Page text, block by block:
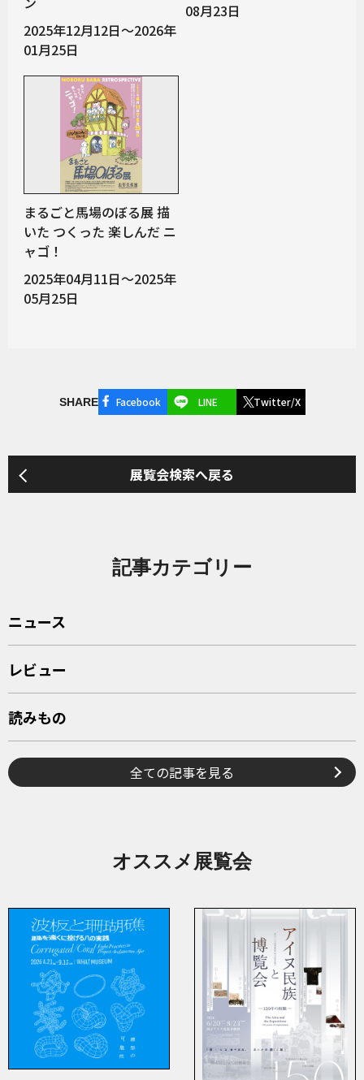
2025年12月12日～2026年
01月25日
08月23日
まるごと馬場のぼる展 描
いた つくった 楽しんだ ニ
ャゴ！
2025年04月11日～2025年
05月25日
SHARE Facebook LINE Twitter/X
展覧会検索へ戻る
記事カテゴリー
ニュース
レビュー
読みもの
全ての記事を見る
オススメ展覧会